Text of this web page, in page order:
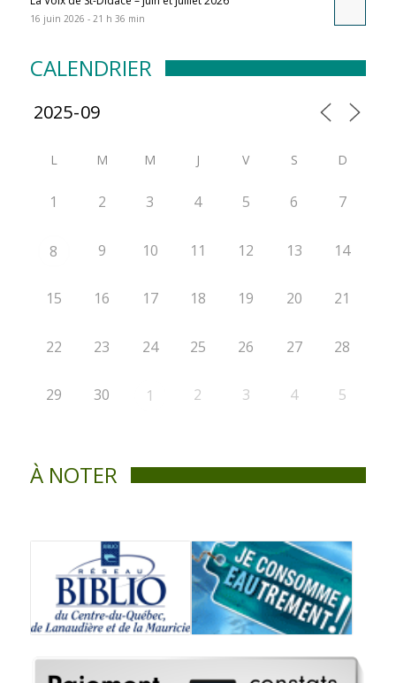
16 juin 2026 - 21 h 36 min
CALENDRIER
L M M J V S D
1 2 3 4 5 6 7
8 9 10 11 12 13 14
15 16 17 18 19 20 21
22 23 24 25 26 27 28
29 30 1 2 3 4 5
À NOTER